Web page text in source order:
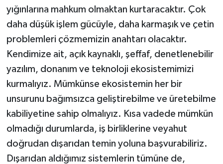
yığınlarına mahkum olmaktan kurtaracaktır. Çok
daha düşük işlem gücüyle, daha karmaşık ve çetin
problemleri çözmemizin anahtarı olacaktır.
Kendimize ait, açık kaynaklı, şeffaf, denetlenebilir
yazılım, donanım ve teknoloji ekosistemimizi
kurmalıyız. Mümkünse ekosistemin her bir
unsurunu bağımsızca geliştirebilme ve üretebilme
kabiliyetine sahip olmalıyız. Kısa vadede mümkün
olmadığı durumlarda, iş birliklerine veyahut
doğrudan dışarıdan temin yoluna başvurabiliriz.
Dışarıdan aldığımız sistemlerin tümüne de,